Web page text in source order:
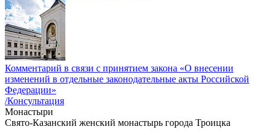
Комментарий в связи с принятием закона «О внесении
изменений в отдельные законодательные акты Российской
Федерации»
/Консультация
Монастыри
Свято-Казанский женский монастырь города Троицка